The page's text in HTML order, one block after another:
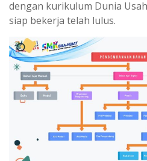
dengan kurikulum Dunia
siap bekerja telah lulus.